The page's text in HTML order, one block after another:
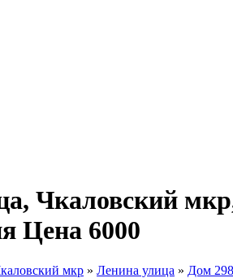
Чкаловский
Цена 6000
мкр » Ленина улица » Дом